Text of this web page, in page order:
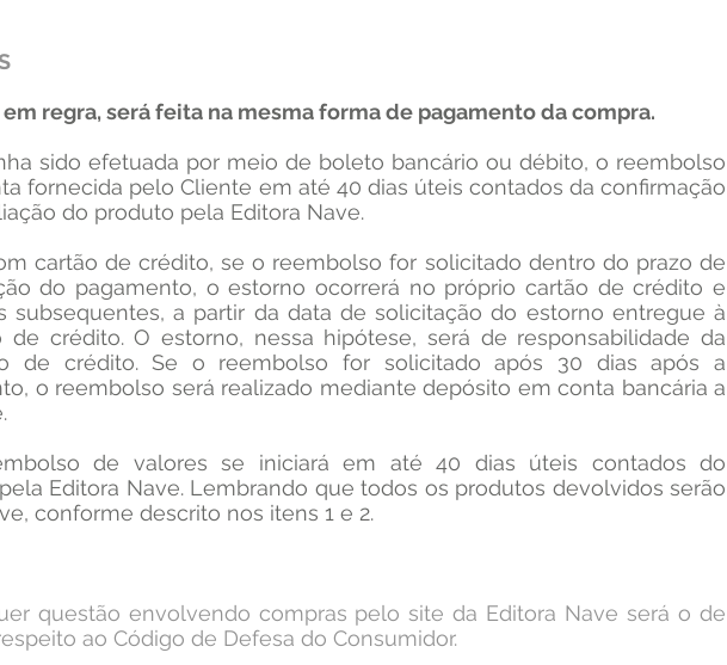
regra, será feita na mesma forma de pagamento da compra.
sido efetuada por meio de boleto bancário ou débito, o reembolso
fornecida pelo Cliente em até 40 dias úteis contados da confirmação
do produto pela Editora Nave.
cartão de crédito, se o reembolso for solicitado dentro do prazo de
do pagamento, o estorno ocorrerá no próprio cartão de crédito e
subsequentes, a partir da data de solicitação do estorno entregue à
de crédito. O estorno, nessa hipótese, será de responsabilidade da
de crédito. Se o reembolso for solicitado após 30 dias após a
o reembolso será realizado mediante depósito em conta bancária a
de valores se iniciará em até 40 dias úteis contados do
Editora Nave. Lembrando que todos os produtos devolvidos serão
conforme descrito nos itens 1 e 2.
questão envolvendo compras pelo site da Editora Nave será o de
ao Código de Defesa do Consumidor.